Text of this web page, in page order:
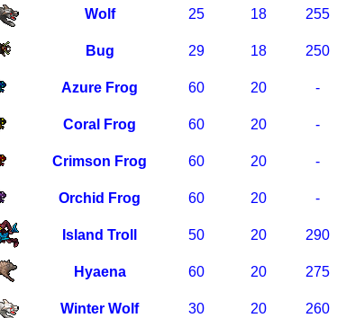
Wolf 25 18 255
Bug 29 18 250
Azure Frog 60 20 -
Coral Frog 60 20 -
Crimson Frog 60 20 -
Orchid Frog 60 20 -
Island Troll 50 20 290
Hyaena 60 20 275
Winter Wolf 30 20 260